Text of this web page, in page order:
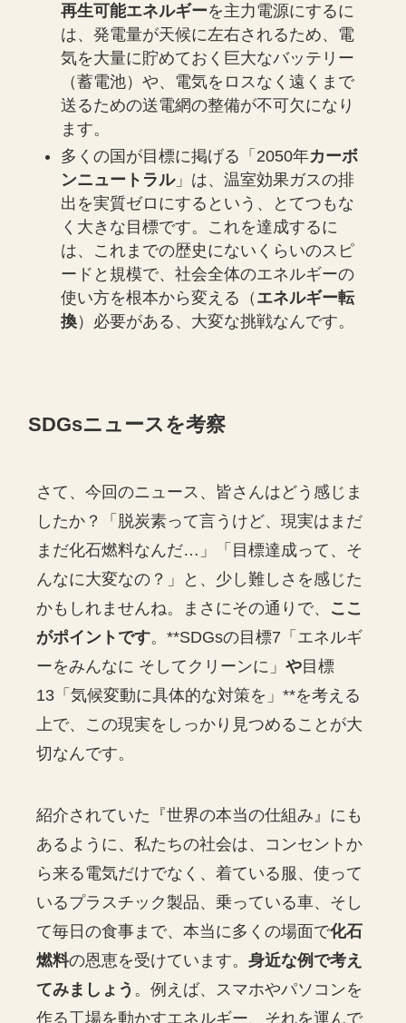
再生可能エネルギーを主力電源にするに
は、発電量が天候に左右されるため、電
気を大量に貯めておく巨大なバッテリー
（蓄電池）や、電気をロスなく遠くまで
送るための送電網の整備が不可欠になり
ます。
多くの国が目標に掲げる「2050年カーボ
ンニュートラル」は、温室効果ガスの排
出を実質ゼロにするという、とてつもな
く大きな目標です。これを達成するに
は、これまでの歴史にないくらいのスピ
ードと規模で、社会全体のエネルギーの
使い方を根本から変える（ エネルギー転
換）必要がある、大変な挑戦なんです。
SDGsニュースを考察
さて、今回のニュース、皆さんはどう感じま
したか？「脱炭素って言うけど、現実はまだ
まだ化石燃料なんだ…」「目標達成って、そ
んなに大変なの？」と、少し難しさを感じた
かもしれませんね。まさにその通りで、 ここ
がポイントです。**SDGsの目標7「エネルギ
ーをみんなに そしてクリーンに」や 目標
13「気候変動に具体的な対策を」**を考える
上で、この現実をしっかり見つめることが大
切なんです。
紹介されていた『世界の本当の仕組み』にも
あるように、私たちの社会は、コンセントか
ら来る電気だけでなく、着ている服、使って
いるプラスチック製品、乗っている車、そし
て毎日の食事まで、本当に多くの場面で化石
燃料の恩恵を受けています。身近な例で考え
てみましょう 。例えば、スマホやパソコンを
作る工場を動かすエネルギー、それを運んで